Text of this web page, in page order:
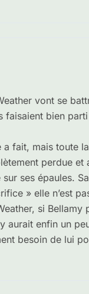
vont se
faisaient bien
fait, mais toute
perdue
ses épaules.
» elle n’est
si
enfin un
besoin de lui